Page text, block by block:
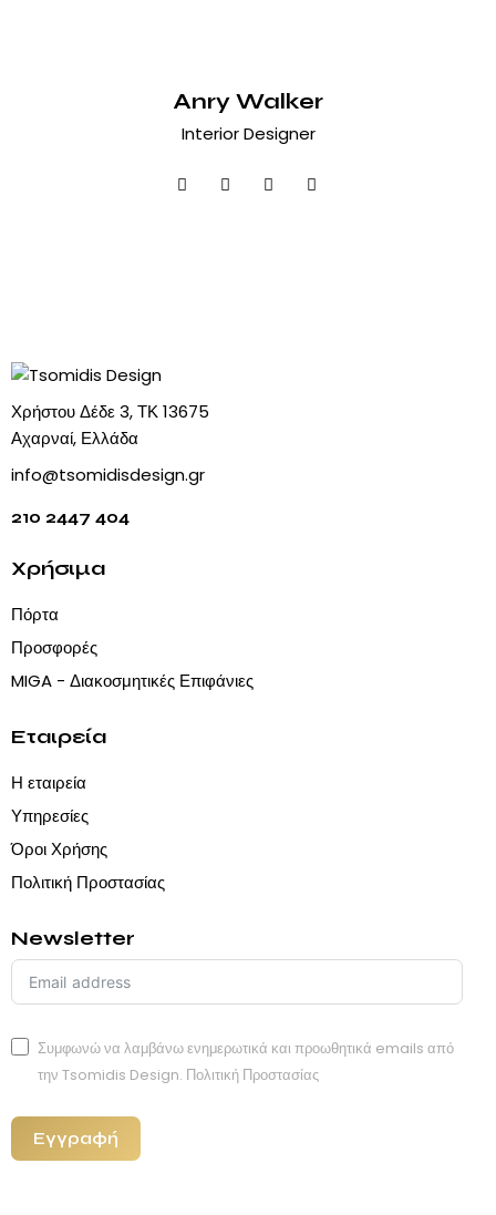
Anry Walker
Interior Designer
Χρήστου Δέδε 3, ΤΚ 13675
Αχαρναί, Ελλάδα
info@tsomidisdesign.gr
210 2447 404
Χρήσιμα
Πόρτα
Προσφορές
MIGA - Διακοσμητικές Επιφάνιες
Εταιρεία
Η εταιρεία
Υπηρεσίες
Όροι Χρήσης
Πολιτική Προστασίας
Newsletter
Συμφωνώ να λαμβάνω ενημερωτικά και προωθητικά emails από
την Tsomidis Design. Πολιτική Προστασίας
Εγγραφή